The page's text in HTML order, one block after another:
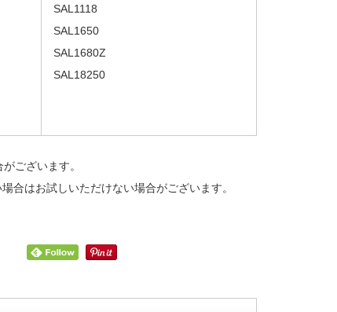
SAL1118
SAL1650
SAL1680Z
SAL18250
ございます。
合はお試しいただけない場合がございます。